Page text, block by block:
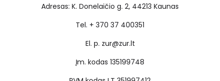
Adresas: K. Donelaičio g. 2, 44213 Kaunas
Tel. + 370 37 400351
El. p. zur@zur.lt
Įm. kodas 135199748